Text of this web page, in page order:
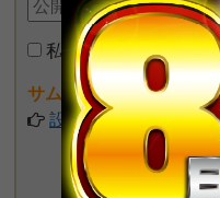
私はロボットではあ
サムネイル画像が設定
設定してみる